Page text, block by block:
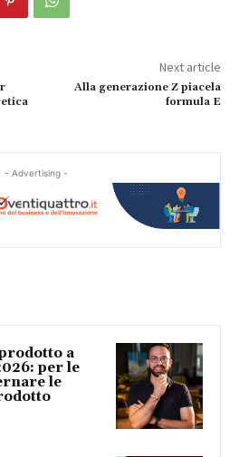
Next article
Alla generazione Z piacela
formula E
- Advertising -
a
per le
le